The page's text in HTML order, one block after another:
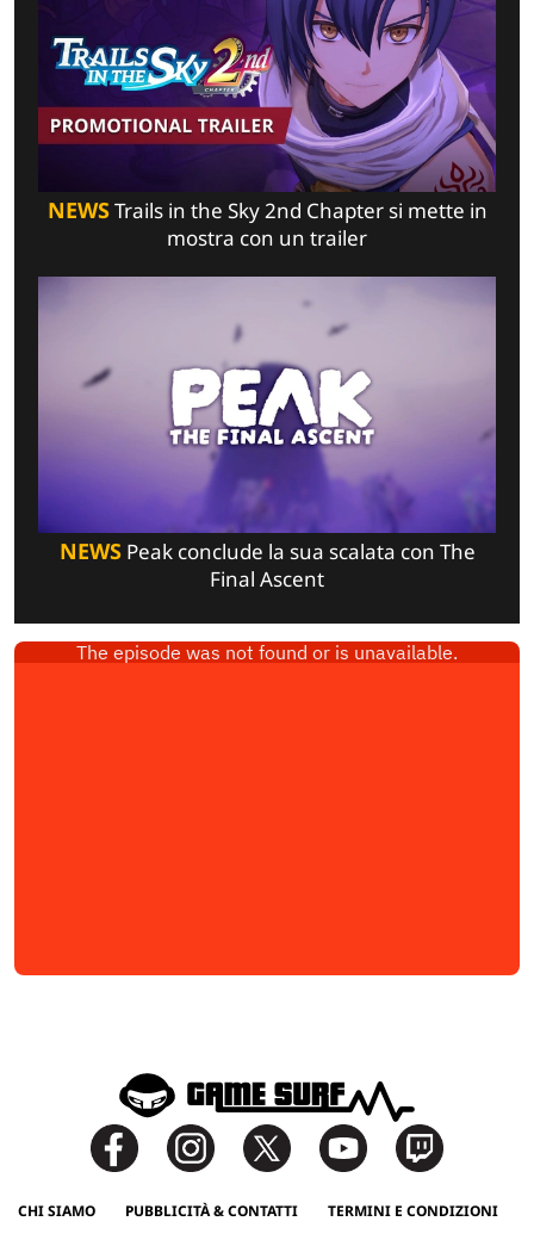
NEWSTrails in the Sky 2nd Chapter si mette in
mostra con un trailer
NEWSPeak conclude la sua scalata con The
Final Ascent
CHI SIAMO PUBBLICITÀ & CONTATTI TERMINI E CONDIZIONI